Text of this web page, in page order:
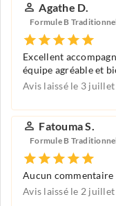
Agathe D.
Formule B
Excellent
équipe agréable et
Avis laissé le 3
Fatouma S.
Formule B
Aucun commentaire
Avis laissé le 2